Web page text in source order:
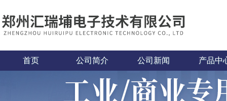
首页 公司简介 公司新闻 产品中